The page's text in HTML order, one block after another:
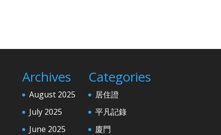
Archives
August 2025
July 2025
June 2025
Categories
居住證
平凡記錄
廈門